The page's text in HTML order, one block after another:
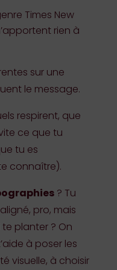
Times New
rien à
sur une
le message.
respirent, que
ce que tu
tu es
connaître).
? Tu
pro, mais
te planter ? On
à poser les
visuelle, à choisir